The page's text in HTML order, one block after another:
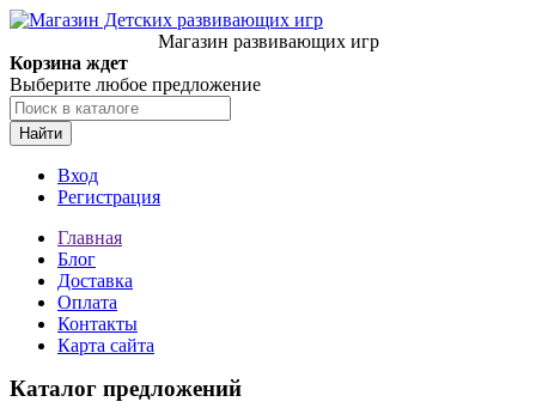
Магазин развивающих игр
Корзина ждет
Выберите любое предложение
Найти
Вход
Регистрация
Главная
Блог
Доставка
Оплата
Контакты
Карта сайта
Каталог предложений